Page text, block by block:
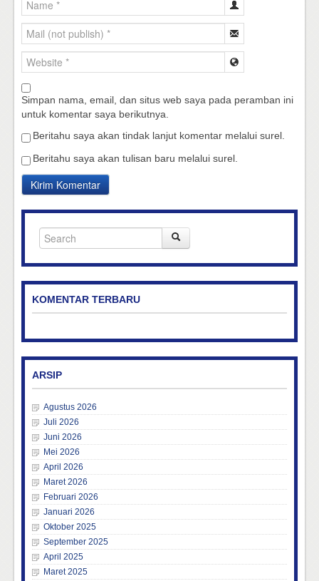
Simpan nama, email, dan situs web saya pada peramban ini
untuk komentar saya berikutnya.
Beritahu saya akan tindak lanjut komentar melalui surel.
Beritahu saya akan tulisan baru melalui surel.
KOMENTAR TERBARU
ARSIP
Agustus 2026
Juli 2026
Juni 2026
Mei 2026
April 2026
Maret 2026
Februari 2026
Januari 2026
Oktober 2025
September 2025
April 2025
Maret 2025